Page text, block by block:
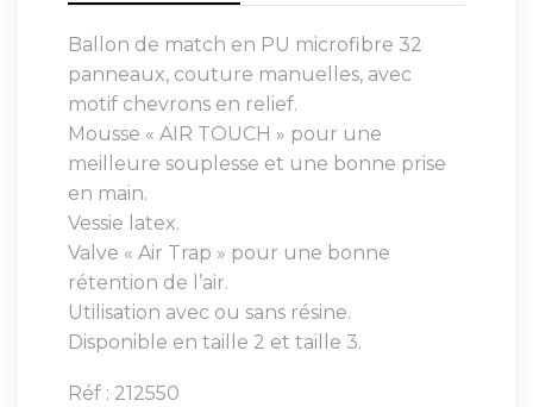
Ballon de match en PU microfibre 32
panneaux, couture manuelles, avec
motif chevrons en relief.
Mousse « AIR TOUCH » pour une
meilleure souplesse et une bonne prise
en main.
Vessie latex.
Valve « Air Trap » pour une bonne
rétention de l’air.
Utilisation avec ou sans résine.
Disponible en taille 2 et taille 3.
Réf : 212550